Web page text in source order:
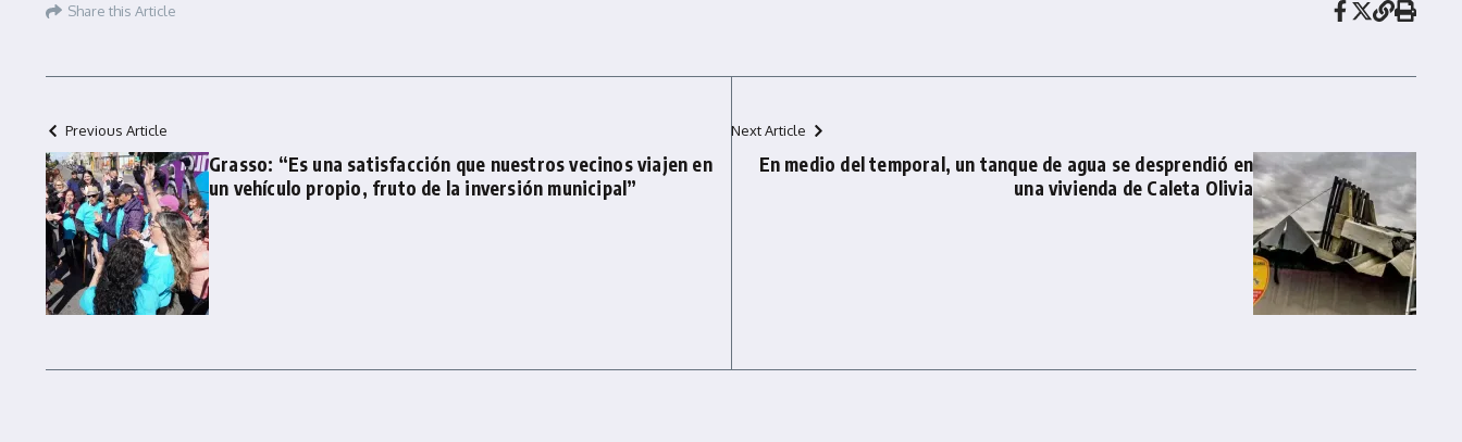
Share this Article
Previous Article
Grasso: “Es una satisfacción que nuestros vecinos viajen en
un vehículo propio, fruto de la inversión municipal”
Next Article
En medio del temporal, un tanque de agua se desprendió en
una vivienda de Caleta Olivia